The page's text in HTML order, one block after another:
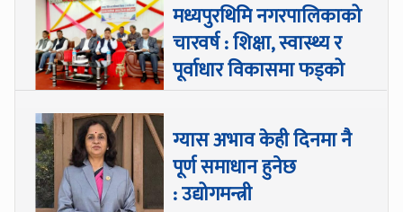
मध्यपुरथिमि नगरपालिकाको
चारवर्ष : शिक्षा, स्वास्थ्य र
पूर्वाधार विकासमा फड्को
ग्यास अभाव केही दिनमा नै
पूर्ण समाधान हुनेछ
: उद्योगमन्त्री